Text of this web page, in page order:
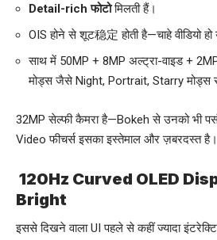
Detail-rich फोटोमिलती हैं।
OIS होने से शूट稳定 होती है—चाहे वीडियो हो
साथ में 50MP + 8MP अल्ट्रा-वाइड +
मोड्स जैसे Night, Portrait, Starry मोड्स
32MP सेल्फी कैमरा है—Bokeh से उनको भी
Video फीचर्स इसका इस्तेमाल और ज़बरदस्त है।
120Hz Curved OLED
Bright
इससे दिखने वाला UI पहले से कहीं ज्यादा